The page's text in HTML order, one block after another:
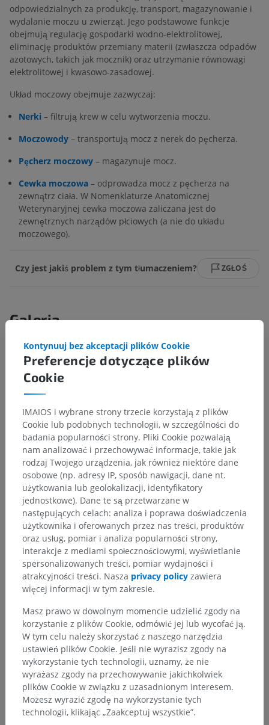
odpowiedzialnych za produkcję, transport, magazynowanie i
wydalanie moczu u zwierząt. Jego podstawowe funkcje
obejmują regulację gospodarki wodno-elektrolitowej,
eliminację produktów przemiany materii (zwłaszcza odpadów
azotowych, takich jak mocznik) oraz utrzymanie równowagi
elektrolitowej i kwasowo-zasadowej.
Układ moczowy obejmuje zazwyczaj:
Nerki – filtrują krew w celu wytworzenia moczu.
Moczowody – transportują mocz z nerek do pęcherza.
Pęcherz moczowy – magazynuje mocz.
Cewka moczowa – odprowadza mocz z pęcherza na
zewnątrz ciała. W Nomenklaturze Anatomicznej
Weterynaryjnej cewka moczowa zaliczana jest do
zewnętrznych narządów płciowych (a nie do układu
moczowego).
Czy jest jakiś problem z tym tłumaczeniem? ZGŁOŚ
Galeria
Hierarchia anatomiczna
Anatomia weterynaryjna
Splanchnologia > Układ moczowo-płciowy>
Systema urinarium
Preferencje dotyczące plików
Cookie
Kontynuuj bez akceptacji plików Cookie
IMAIOS i wybrane strony trzecie korzystają z plików
Cookie lub podobnych technologii, w szczególności do
badania popularności strony. Pliki Cookie pozwalają
nam analizować i przechowywać informacje, takie jak
rodzaj Twojego urządzenia, jak również niektóre dane
osobowe (np. adresy IP, sposób nawigacji, dane nt.
użytkowania lub geolokalizacji, identyfikatory
jednostkowe). Dane te są przetwarzane w
następujących celach: analiza i poprawa doświadczenia
użytkownika i oferowanych przez nas treści, produktów
oraz usług, pomiar i analiza popularności strony,
interakcje z mediami społecznościowymi, wyświetlanie
spersonalizowanych treści, pomiar wydajności i
atrakcyjności treści. Nasza privacy policy zawiera
więcej informacji w tym zakresie.
Masz prawo w dowolnym momencie udzielić zgody na
korzystanie z plików Cookie, odmówić jej lub wycofać ją.
W tym celu należy skorzystać z naszego narzędzia
ustawień plików Cookie. Jeśli nie wyrazisz zgody na
wykorzystanie tych technologii, uznamy, że nie
wyrażasz zgody na przechowywanie jakichkolwiek
plików Cookie w związku z uzasadnionym interesem.
Możesz wyrazić zgodę na wykorzystanie tych
technologii, klikając „Zaakceptuj wszystkie”.